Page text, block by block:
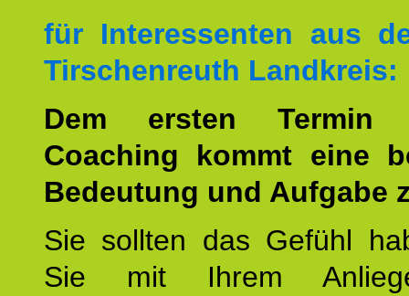
für Interessenten aus
Tirschenreuth Landkreis:
Dem ersten
Coaching kommt eine
Bedeutung und Aufgabe
Sie sollten das Gefühl
Sie mit Ihrem